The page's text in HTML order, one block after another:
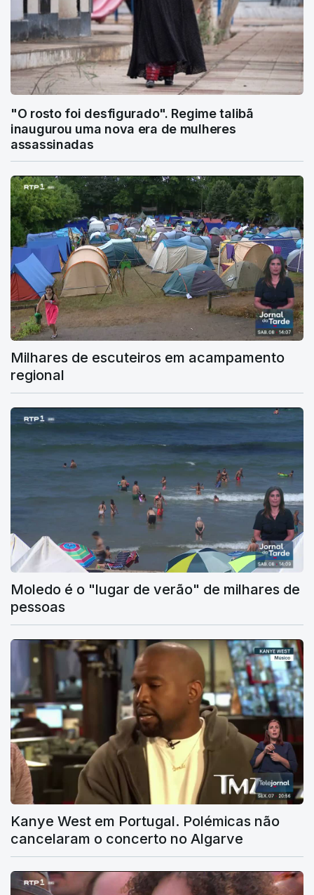
"O rosto foi desfigurado". Regime talibã
inaugurou uma nova era de mulheres
assassinadas
Milhares de escuteiros em acampamento
regional
Moledo é o "lugar de verão" de milhares de
pessoas
Kanye West em Portugal. Polémicas não
cancelaram o concerto no Algarve